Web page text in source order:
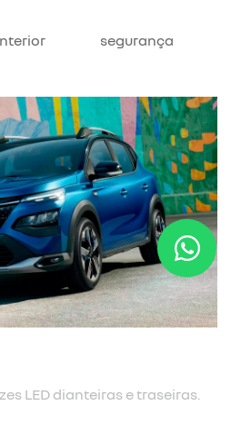
segurança